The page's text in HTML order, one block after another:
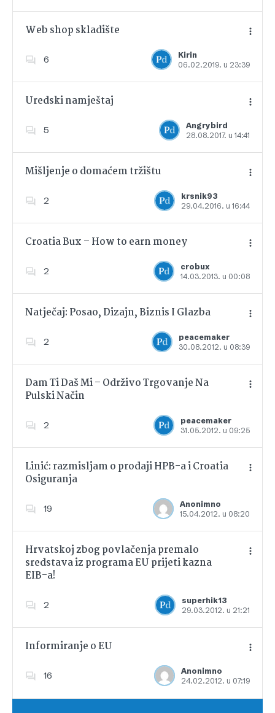
Web shop skladište
6
Kirin
06.02.2019. u 23:39
Dodajte u favorite
Uredski namještaj
5
Angrybird
28.08.2017. u 14:41
Dodajte u favorite
Mišljenje o domaćem tržištu
2
krsnik93
29.04.2016. u 16:44
Dodajte u favorite
Croatia Bux – How to earn money
2
crobux
14.03.2013. u 00:08
Dodajte u favorite
Natječaj: Posao, Dizajn, Biznis I Glazba
2
peacemaker
30.08.2012. u 08:39
Dodajte u favorite
Dam Ti Daš Mi – Održivo Trgovanje Na
Pulski Način
2
peacemaker
31.05.2012. u 09:25
Dodajte u favorite
Linić: razmisljam o prodaji HPB-a i Croatia
Osiguranja
19
Anonimno
15.04.2012. u 08:20
Dodajte u favorite
Hrvatskoj zbog povlačenja premalo
sredstava iz programa EU prijeti kazna
EIB-a!
2
superhik13
29.03.2012. u 21:21
Informiranje o EU
16
Anonimno
24.02.2012. u 07:19
Dodajte u favorite